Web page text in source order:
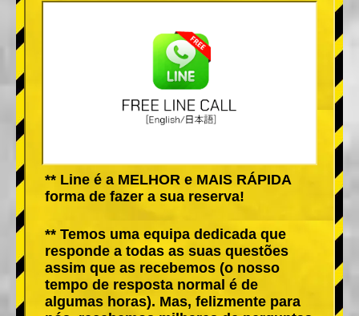
** Line é a MELHOR e MAIS RÁPIDA
forma de fazer a sua reserva!
** Temos uma equipa dedicada que
responde a todas as suas questões
assim que as recebemos (o nosso
tempo de resposta normal é de
algumas horas). Mas, felizmente para